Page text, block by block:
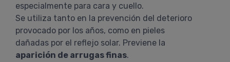
especialmente para cara y cuello.
Se utiliza tanto en la prevención del deterioro
provocado por los años, como en pieles
dañadas por el reflejo solar. Previene la
aparición de arrugas finas.